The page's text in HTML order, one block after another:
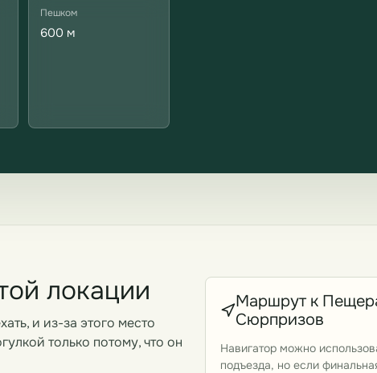
Пешком
600 м
локации
и из-за этого место
только потому, что он
Маршрут к
Сюрпризов
Навигатор можно
подъезда, но если